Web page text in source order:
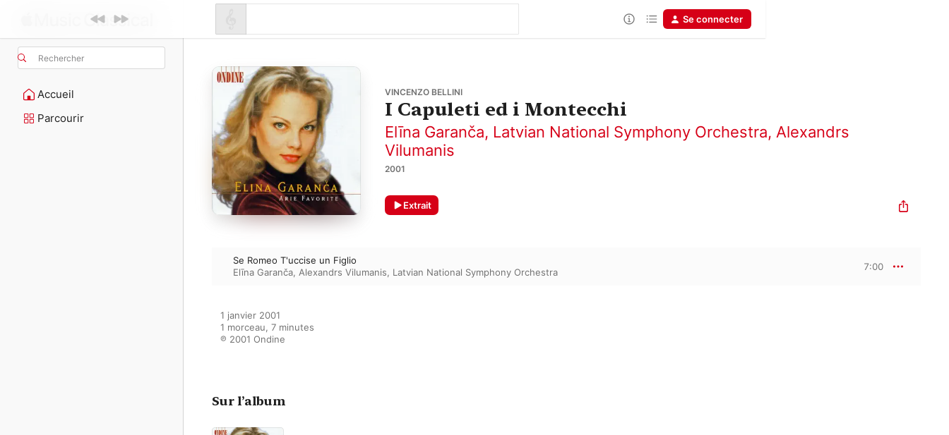
Rechercher
Accueil
Parcourir
Se connecter
VINCENZO BELLINI
I Capuleti ed i Montecchi
Elīna Garanča, Latvian National Symphony Orchestra, Alexandrs
Vilumanis
2001
Extrait
Se Romeo T'uccise un Figlio
Elīna Garanča, Alexandrs Vilumanis, Latvian National Symphony Orchestra
7:00
1 janvier 2001
1 morceau, 7 minutes
℗ 2001 Ondine
Sur l’album